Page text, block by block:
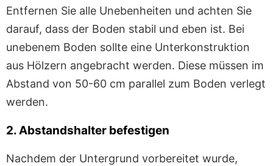
Entfernen Sie alle Unebenheiten und achten Sie
darauf, dass der Boden stabil und eben ist. Bei
unebenem Boden sollte eine Unterkonstruktion
aus Hölzern angebracht werden. Diese müssen im
Abstand von 50-60 cm parallel zum Boden verlegt
werden.
2. Abstandshalter befestigen
Nachdem der Untergrund vorbereitet wurde,